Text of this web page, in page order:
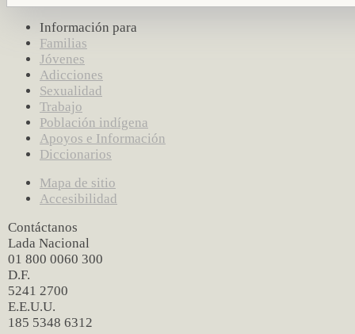
Información para
Familias
Jóvenes
Adicciones
Sexualidad
Trabajo
Población indígena
Apoyos e Información
Diccionarios
Mapa de sitio
Accesibilidad
Contáctanos
Lada Nacional
01 800 0060 300
D.F.
5241 2700
E.E.U.U.
185 5348 6312